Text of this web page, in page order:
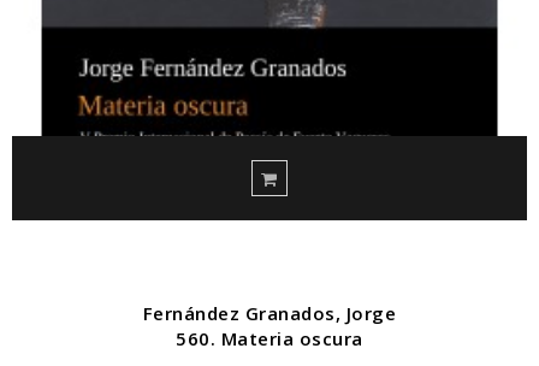
Fernández Granados, Jorge
560. Materia oscura